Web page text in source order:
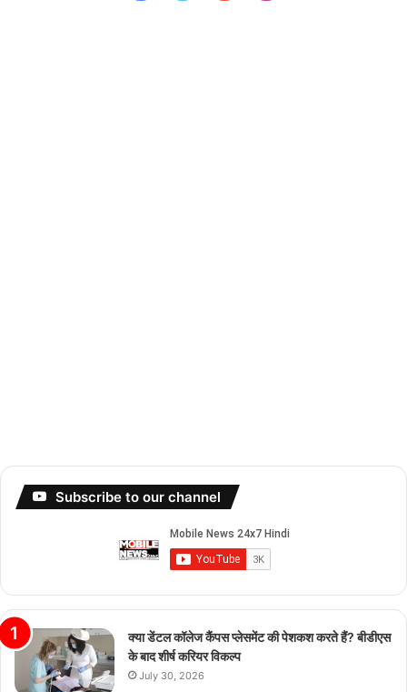
Subscribe to our channel
क्या डेंटल कॉलेज कैंपस प्लेसमेंट की पेशकश करते हैं? बीडीएस
के बाद शीर्ष करियर विकल्प
July 30, 2026